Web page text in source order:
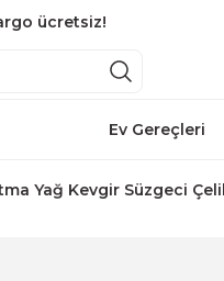
ücretsiz!
Ev Gereçleri
Yağ Kevgir Süzgeci